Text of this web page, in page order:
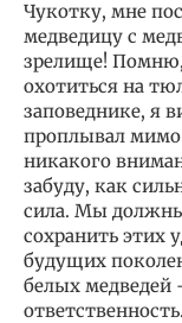
Чукотку, мне
медведицу с
зрелище! Помню,
охотиться на
заповеднике, я
проплывал мимо
никакого
забуду, как
сила. Мы
сохранить этих
будущих
белых медведей
ответственность.